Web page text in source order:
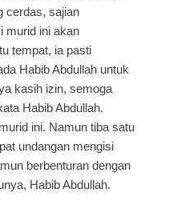
cerdas, sajian
murid ini akan
tempat, ia pasti
Habib Abdullah untuk
kasih izin, semoga
Habib Abdullah.
ini. Namun tiba satu
undangan mengisi
berbenturan dengan
Habib Abdullah.